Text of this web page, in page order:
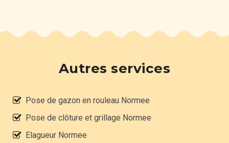
Autres services
Pose de gazon en rouleau Normee
Pose de clôture et grillage Normee
Elagueur Normee